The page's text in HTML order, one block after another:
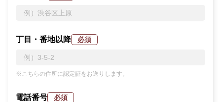
丁目・番地以降 必須
※こちらの住所に認定証をお送りします。
電話番号 必須